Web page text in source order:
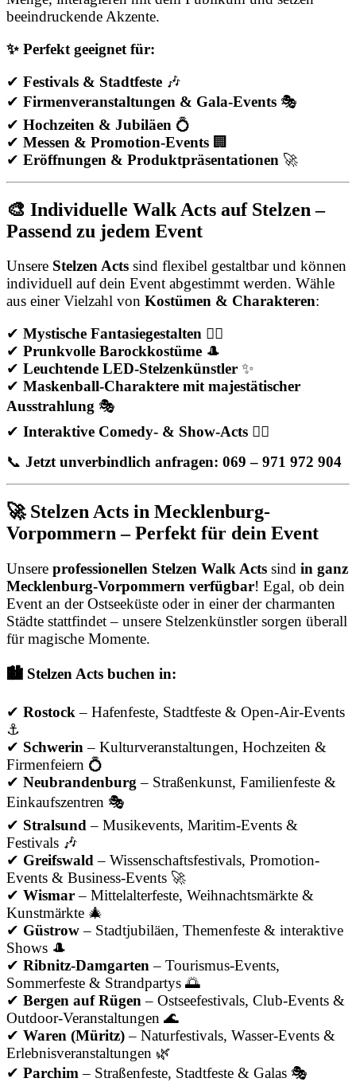
beeindruckende Akzente.
✨ Perfekt geeignet für:
✔ Festivals & Stadtfeste 🎶
✔ Firmenveranstaltungen & Gala-Events 🎭
✔ Hochzeiten & Jubiläen 💍
✔ Messen & Promotion-Events 🏢
✔ Eröffnungen & Produktpräsentationen 🚀
🎨 Individuelle Walk Acts auf Stelzen –
Passend zu jedem Event
Unsere Stelzen Acts sind flexibel gestaltbar und können
individuell auf dein Event abgestimmt werden. Wähle
aus einer Vielzahl von Kostümen & Charakteren:
✔ Mystische Fantasiegestalten 🧚‍♀️
✔ Prunkvolle Barockkostüme 🎩
✔ Leuchtende LED-Stelzenkünstler ✨
✔ Maskenball-Charaktere mit majestätischer
Ausstrahlung 🎭
✔ Interaktive Comedy- & Show-Acts 🤹‍♂️
📞 Jetzt unverbindlich anfragen: 069 – 971 972 904
🚀 Stelzen Acts in Mecklenburg-
Vorpommern – Perfekt für dein Event
Unsere professionellen Stelzen Walk Acts sind in ganz
Mecklenburg-Vorpommern verfügbar! Egal, ob dein
Event an der Ostseeküste oder in einer der charmanten
Städte stattfindet – unsere Stelzenkünstler sorgen überall
für magische Momente.
🏙️ Stelzen Acts buchen in:
✔ Rostock – Hafenfeste, Stadtfeste & Open-Air-Events
⚓
✔ Schwerin – Kulturveranstaltungen, Hochzeiten &
Firmenfeiern 💍
✔ Neubrandenburg – Straßenkunst, Familienfeste &
Einkaufszentren 🎭
✔ Stralsund – Musikevents, Maritim-Events &
Festivals 🎶
✔ Greifswald – Wissenschaftsfestivals, Promotion-
Events & Business-Events 🚀
✔ Wismar– Mittelalterfeste, Weihnachtsmärkte &
Kunstmärkte 🎄
✔ Güstrow– Stadtjubiläen, Themenfeste & interaktive
Shows 🎩
✔ Ribnitz-Damgarten – Tourismus-Events,
Sommerfeste & Strandpartys 🌅
✔ Bergen auf Rügen – Ostseefestivals, Club-Events &
Outdoor-Veranstaltungen 🌊
✔ Waren (Müritz)– Naturfestivals, Wasser-Events &
Erlebnisveranstaltungen 🌿
✔ Parchim – Straßenfeste, Stadtfeste & Galas 🎭